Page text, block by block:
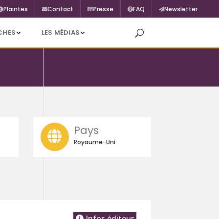
Plaintes Contact Presse FAQ Newsletter
LES MÉDIAS
Pays
Royaume-Uni